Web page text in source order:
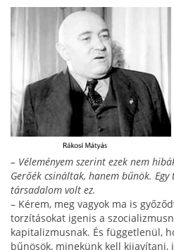
– Véleményem szerint ezek nem
Gerőék csináltak, hanem bűnök.
társadalom volt ez.
– Kérem, meg vagyok ma is
torzításokat igenis a
kapitalizmusnak. És függetlenül,
bűnösök, minekünk kell kijavítani,